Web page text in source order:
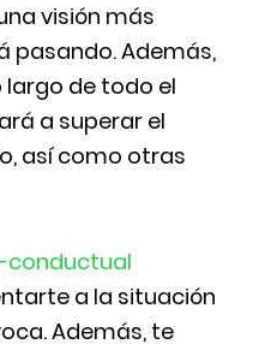
visión más
pasando. Además,
de todo el
a superar el
así como otras
a la situación
Además, te